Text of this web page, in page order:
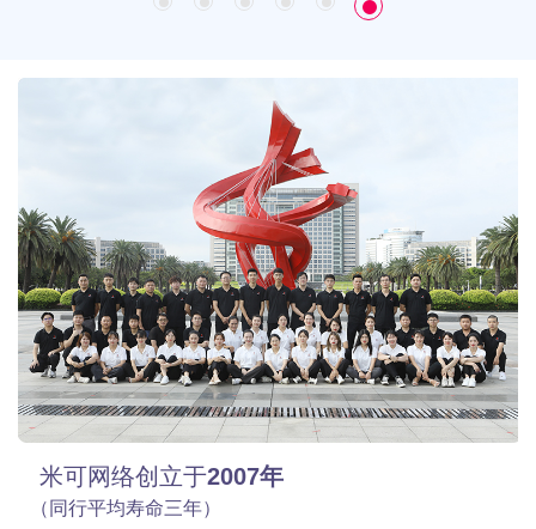
米可网络创立于2007年
（同行平均寿命三年）